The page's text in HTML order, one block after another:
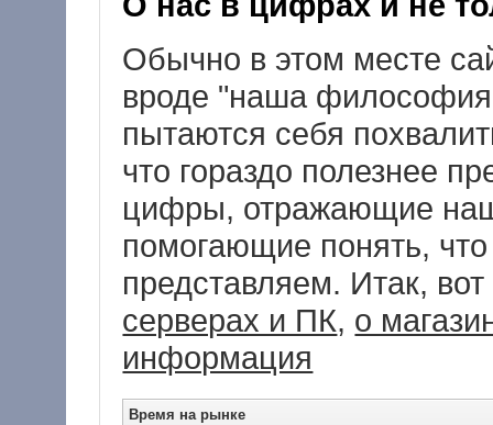
Обычно в этом месте
вроде "наша
пытаются себя
что гораздо полезнее
цифры, отражающие
помогающие понять,
представляем. Итак,
серверах и ПК, о
информация
Время на рынке